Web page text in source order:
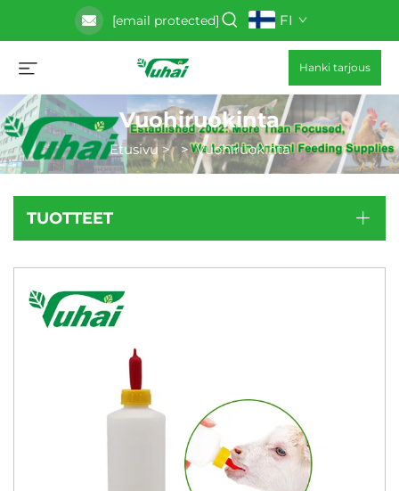
[email protected] FI
Hanki tarjous
Vuohiruokinta
Etusivu > >Vuohiruokinta
TUOTTEET